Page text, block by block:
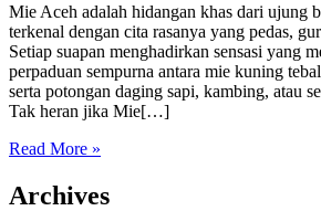
Mie Aceh adalah hidangan khas dari ujung
terkenal dengan cita rasanya yang pedas,
Setiap suapan menghadirkan sensasi yang
perpaduan sempurna antara mie kuning
serta potongan daging sapi, kambing, atau
Tak heran jika Mie[…]
Read More »
Archives